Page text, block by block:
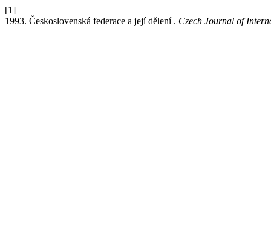
[1]
1993. Československá federace a její dělení . Czech Journal of